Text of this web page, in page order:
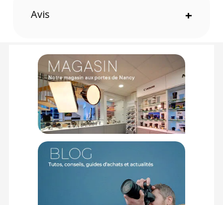
Sac photo polyvalent
Le sac photo Peak Design Everyday Backpack Zip 15L V3
comporte de multiples espaces de rangement. Le
compartiment principal peut à la fois servir pour vos effets
personnels et pour votre matériel photo. Les 2 séparateurs
FlexFold inclus sont pliables. Vous pouvez au mieux
organiser les rangements de sorte à séparer et à protéger
votre matériel.
Organisation
Cette version 15 litres du Everyday Backpack Zip V3 peut
contenir un ordinateur de 13". Plusieurs poches sur les
prévues pour vos accessoires ou petits objets.
Avis +